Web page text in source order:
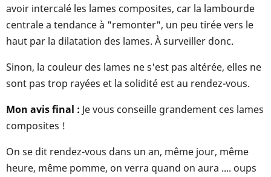
avoir intercalé les lames composites, car la lambourde
centrale a tendance à "remonter", un peu tirée vers le
haut par la dilatation des lames. À surveiller donc.
Sinon, la couleur des lames ne s'est pas altérée, elles ne
sont pas trop rayées et la solidité est au rendez-vous.
Mon avis final : Je vous conseille grandement ces lames
composites !
On se dit rendez-vous dans un an, même jour, même
heure, même pomme, on verra quand on aura .... oups